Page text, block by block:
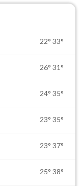
22° 33°
26° 31°
24° 35°
23° 35°
23° 37°
25° 38°